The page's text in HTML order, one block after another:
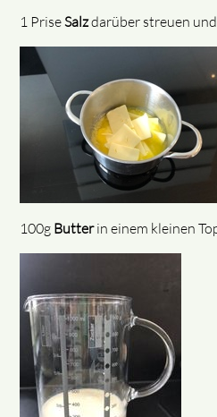
1 PriseSalzdarüber streuen
100g Butterin einem kleinen